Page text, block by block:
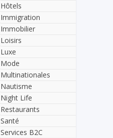
Hôtels
Immigration
Immobilier
Loisirs
Luxe
Mode
Multinationales
Nautisme
Night Life
Restaurants
Santé
Services B2C